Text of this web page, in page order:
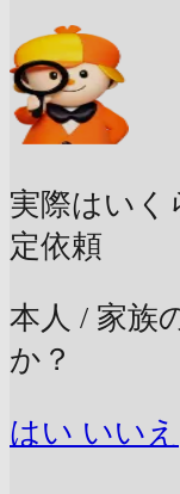
実際はいく
定依頼
本人 / 家族
か？
はい いいえ